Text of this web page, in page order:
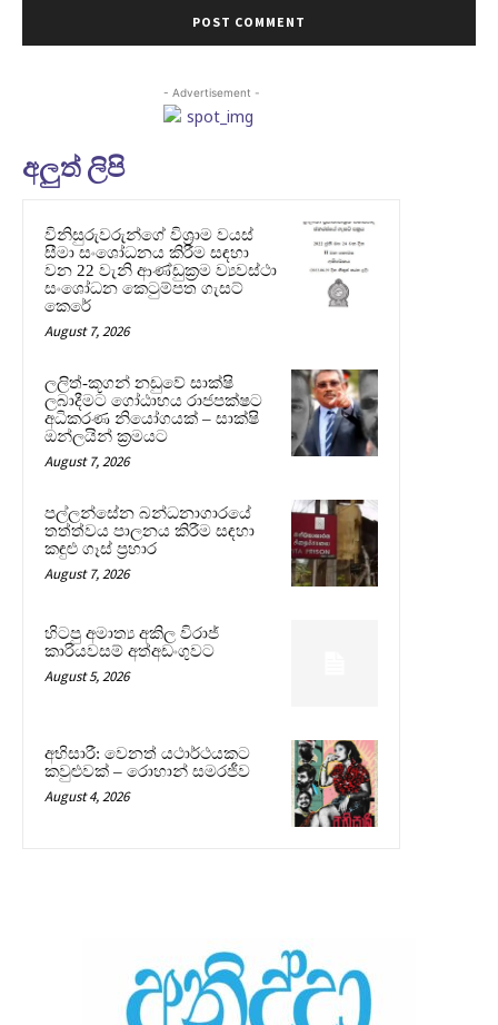
- Advertisement -
අලුත් ලිපි
විනිසුරුවරුන්ගේ විශ්‍රාම වයස්
සීමා සංශෝධනය කිරීම සඳහා
වන 22 වැනි ආණ්ඩුක්‍රම ව්‍යවස්ථා
සංශෝධන කෙටුම්පත ගැසට්
කෙරේ
August 7, 2026
ලලිත්-කූගන් නඩුවේ සාක්ෂි
ලබාදීමට ගෝඨාභය රාජපක්ෂට
අධිකරණ නියෝගයක් – සාක්ෂි
ඔන්ලයින් ක්‍රමයට
August 7, 2026
පල්ලන්සේන බන්ධනාගාරයේ
තත්ත්වය පාලනය කිරීම සඳහා
කඳුළු ගෑස් ප්‍රහාර
August 7, 2026
හිටපු අමාත්‍ය අකිල විරාජ්
කාරියවසම් අත්අඩංගුවට
August 5, 2026
අභිසාරී: වෙනත් යථාර්ථයකට
කවුළුවක් – රොහාන් සමරජීව
August 4, 2026